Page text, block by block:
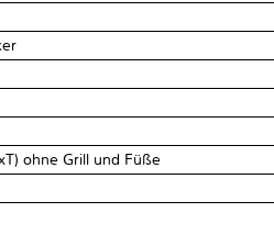
ohne Grill und Füße